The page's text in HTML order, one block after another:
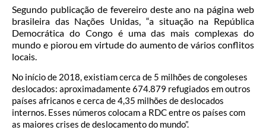
Segundo publicação de fevereiro deste ano na página web
brasileira das Nações Unidas, “a situação na República
Democrática do Congo é uma das mais complexas do
mundo e piorou em virtude do aumento de vários conflitos
locais.
No início de 2018, existiam cerca de 5 milhões de congoleses
deslocados: aproximadamente 674.879 refugiados em outros
países africanos e cerca de 4,35 milhões de deslocados
internos. Esses números colocam a RDC entre os países com
as maiores crises de deslocamento do mundo”.